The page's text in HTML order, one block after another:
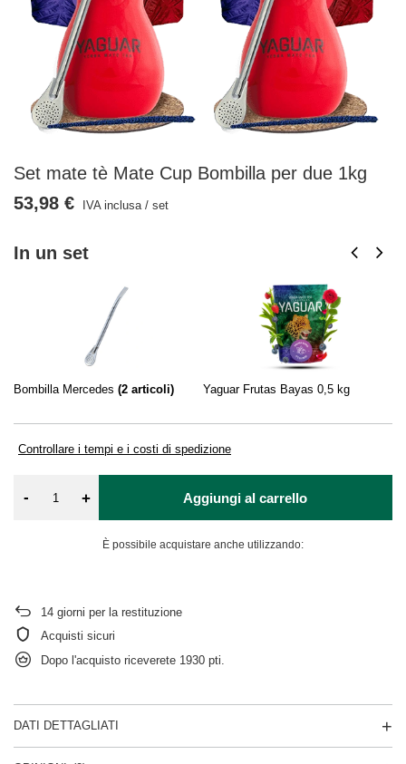
Set mate tè Mate Cup Bombilla per due 1kg
In un set
Bombilla Mercedes (2 articoli) Yaguar Frutas Bayas 0,5 kg
Controllare i tempi e i costi di spedizione
53,98 € IVA inclusa/ set
- + Aggiungi al carrello
È possibile acquistare anche utilizzando:
14 giorni per la restituzione
Acquisti sicuri
Dopo l'acquisto riceverete 1930 pti.
DATI DETTAGLIATI